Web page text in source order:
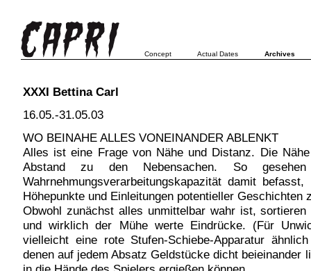
Concept Actual Dates Archives
XXXI Bettina Carl
16.05.-31.05.03
WO BEINAHE ALLES VONEINANDER ABLENKT
Alles ist eine Frage von Nähe und Distanz. Die
Abstand zu den Nebensachen. So
Wahrnehmungsverarbeitungskapazität damit
Höhepunkte und Einleitungen potentieller Geschichten
Obwohl zunächst alles unmittelbar wahr ist,
und wirklich der Mühe werte Eindrücke. (Für
vielleicht eine rote Stufen-Schiebe-Apparatur
denen auf jedem Absatz Geldstücke dicht